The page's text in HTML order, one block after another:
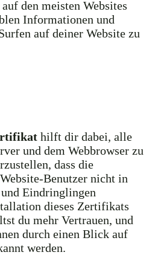
den meisten Websites
Informationen und
auf deiner Website zu
hilft dir dabei, alle
und dem Webbrowser zu
dass die
Benutzer nicht in
Eindringlingen
dieses Zertifikats
du mehr Vertrauen, und
durch einen Blick auf
werden.